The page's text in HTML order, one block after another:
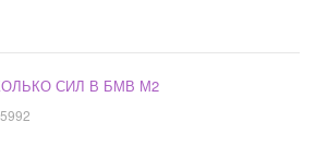
СИЛ В БМВ М2
5992